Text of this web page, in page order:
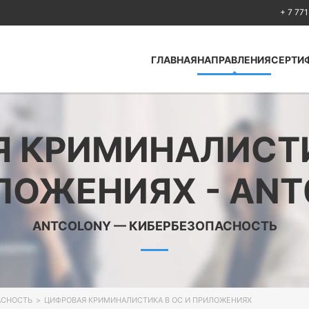
+ 7
ГЛАВНАЯНАПРАВЛЕНИЯ
Кибербезопасность
Huawei
Fortinet
Искусственный
стандартам ISO
-
ANTCOLONY — КИБЕРБЕЗОПАСНОСТЬ
> ЦИФРОВАЯ КРИМИНАЛИСТИКА В ОС И ПРИЛОЖЕНИЯХ